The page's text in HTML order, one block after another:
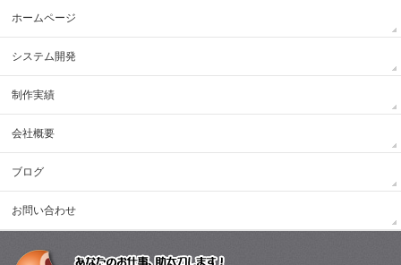
ホームページ
システム開発
制作実績
会社概要
ブログ
お問い合わせ